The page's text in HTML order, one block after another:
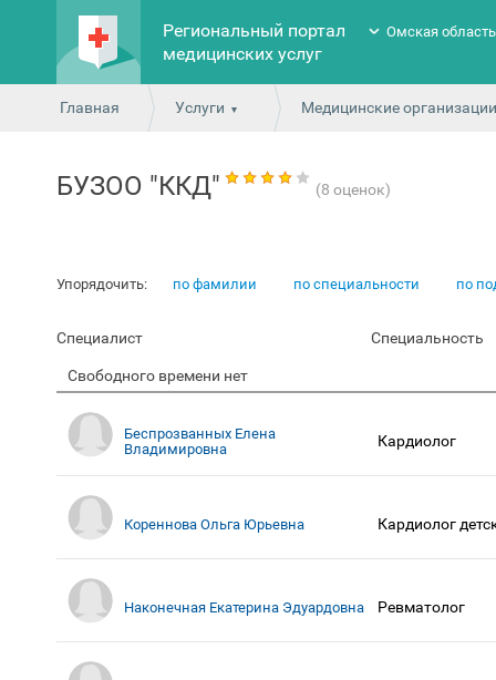
Региональный портал
медицинских услуг
Омская область
Главная Услуги Медицинские
БУЗОО "ККД" (8 оценок)
Упорядочить: по фамилии по специальности по
Специалист Специальность
Свободного времени нет
Беспрозванных Елена
Владимировна
Кардиолог
Кореннова Ольга Юрьевна Кардиолог
Наконечная Екатерина Эдуардовна Ревматолог